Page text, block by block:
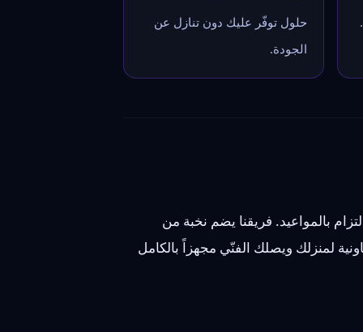
حلول توفّر عليك دون تنازل عن
الجودة.
بالمواعيد. فريقنا يضم نخبة من
لمنزلك ويصلك الفنّي مجهزاً بالكامل